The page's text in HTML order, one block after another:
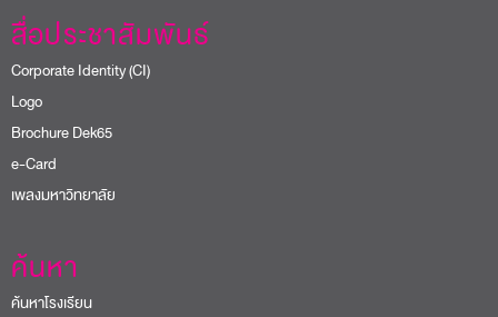
สื่อประชาสัมพันธ์
Corporate Identity (CI)
Logo
Brochure Dek65
e-Card
เพลงมหาวิทยาลัย
ค้นหา
ค้นหาโรงเรียน